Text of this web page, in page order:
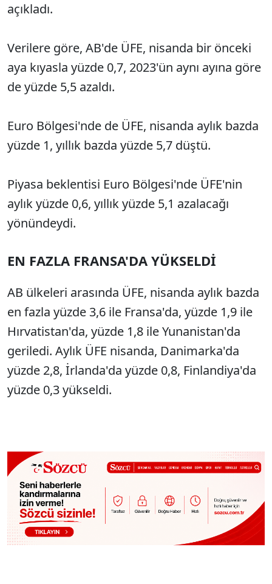
açıkladı.
Verilere göre, AB'de ÜFE, nisanda bir önceki
aya kıyasla yüzde 0,7, 2023'ün aynı ayına göre
de yüzde 5,5 azaldı.
Euro Bölgesi'nde de ÜFE, nisanda aylık bazda
yüzde 1, yıllık bazda yüzde 5,7 düştü.
Piyasa beklentisi Euro Bölgesi'nde ÜFE'nin
aylık yüzde 0,6, yıllık yüzde 5,1 azalacağı
yönündeydi.
EN FAZLA FRANSA'DA YÜKSELDİ
AB ülkeleri arasında ÜFE, nisanda aylık bazda
en fazla yüzde 3,6 ile Fransa'da, yüzde 1,9 ile
Hırvatistan'da, yüzde 1,8 ile Yunanistan'da
geriledi. Aylık ÜFE nisanda, Danimarka'da
yüzde 2,8, İrlanda'da yüzde 0,8, Finlandiya'da
yüzde 0,3 yükseldi.